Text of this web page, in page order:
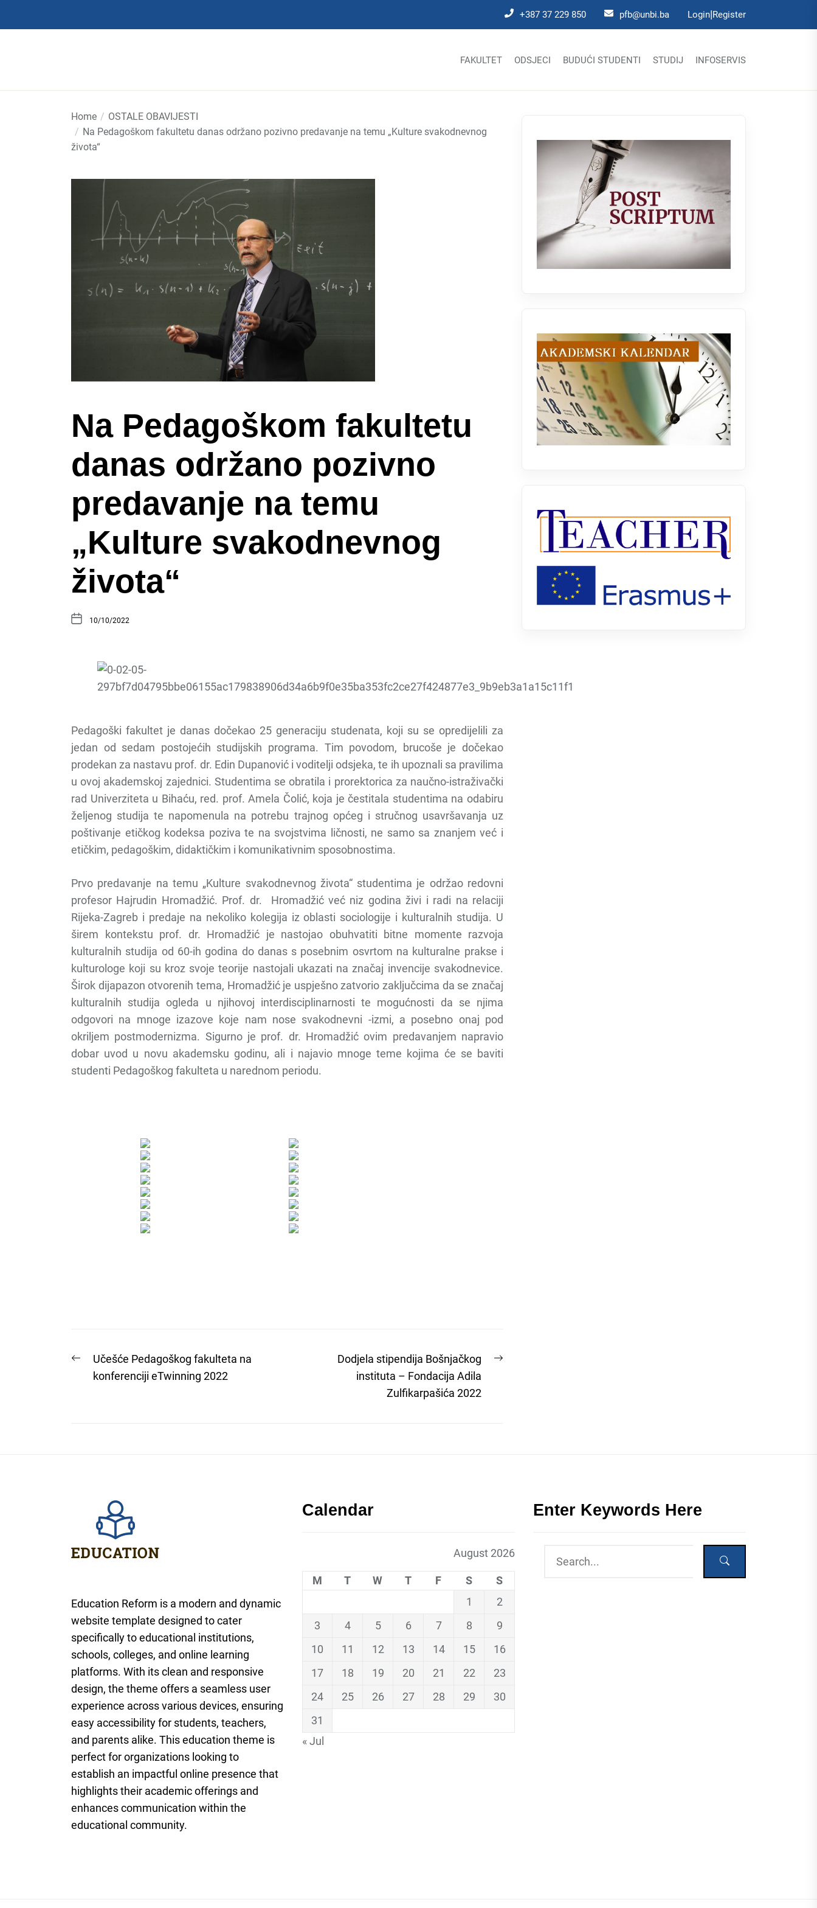
+387 37 229 850 pfb@unbi.ba Login|Register
FAKULTET ODSJECI BUDUĆI STUDENTI STUDIJ INFOSERVIS
Home
OSTALE OBAVIJESTI
Na Pedagoškom fakultetu danas održano pozivno predavanje na temu „Kulture svakodnevnog
života“
Na Pedagoškom fakultetu
danas održano pozivno
predavanje na temu
„Kulture svakodnevnog
života“
10/10/2022
Pedagoški fakultet je danas dočekao 25 generaciju studenata, koji su se opredijelili za
jedan od sedam postojećih studijskih programa. Tim povodom, brucoše je dočekao
prodekan za nastavu prof. dr. Edin Dupanović i voditelji odsjeka, te ih upoznali sa pravilima
u ovoj akademskoj zajednici. Studentima se obratila i prorektorica za naučno-istraživački
rad Univerziteta u Bihaću, red. prof. Amela Čolić, koja je čestitala studentima na odabiru
željenog studija te napomenula na potrebu trajnog općeg i stručnog usavršavanja uz
poštivanje etičkog kodeksa poziva te na svojstvima ličnosti, ne samo sa znanjem već i
etičkim, pedagoškim, didaktičkim i komunikativnim sposobnostima.
Prvo predavanje na temu „Kulture svakodnevnog života“ studentima je održao redovni
profesor Hajrudin Hromadžić. Prof. dr. Hromadžić već niz godina živi i radi na relaciji
Rijeka-Zagreb i predaje na nekoliko kolegija iz oblasti sociologije i kulturalnih studija. U
širem kontekstu prof. dr. Hromadžić je nastojao obuhvatiti bitne momente razvoja
kulturalnih studija od 60-ih godina do danas s posebnim osvrtom na kulturalne prakse i
kulturologe koji su kroz svoje teorije nastojali ukazati na značaj invencije svakodnevice.
Širok dijapazon otvorenih tema, Hromadžić je uspješno zatvorio zaključcima da se značaj
kulturalnih studija ogleda u njihovoj interdisciplinarnosti te mogućnosti da se njima
odgovori na mnoge izazove koje nam nose svakodnevni -izmi, a posebno onaj pod
okriljem postmodernizma. Sigurno je prof. dr. Hromadžić ovim predavanjem napravio
dobar uvod u novu akademsku godinu, ali i najavio mnoge teme kojima će se baviti
studenti Pedagoškog fakulteta u narednom periodu.
Post
navigation
Previous
post:
Učešće Pedagoškog fakulteta na
konferenciji eTwinning 2022
Next
Dodjela stipendija Bošnjačkog
instituta – Fondacija Adila
Zulfikarpašića 2022
Education Reform is a modern and dynamic
website template designed to cater
specifically to educational institutions,
schools, colleges, and online learning
platforms. With its clean and responsive
design, the theme offers a seamless user
experience across various devices, ensuring
easy accessibility for students, teachers,
and parents alike. This education theme is
perfect for organizations looking to
establish an impactful online presence that
highlights their academic offerings and
enhances communication within the
educational community.
Calendar
August 2026
M T W T F S
S
1
2
3
4 5 6 7 8
9
10
11 12 13 14 15
16
17
18 19 20 21 22
23
24
25 26 27 28 29
30
31
« Jul
Enter Keywords Here